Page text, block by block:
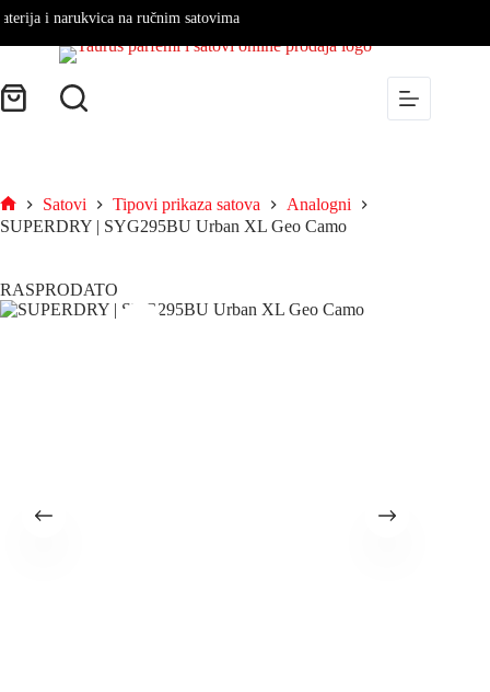
i narukvica na ručnim satovima
Satovi Tipovi prikaza satova
Analogni
SUPERDRY | SYG295BU Urban XL Geo Camo
RASPRODATO